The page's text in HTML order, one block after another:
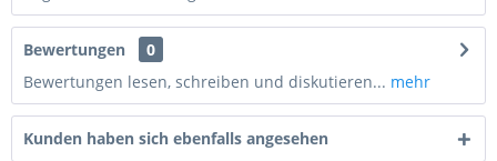
Bewertungen
0
Bewertungen lesen, schreiben und diskutieren... mehr
Kunden haben sich ebenfalls angesehen